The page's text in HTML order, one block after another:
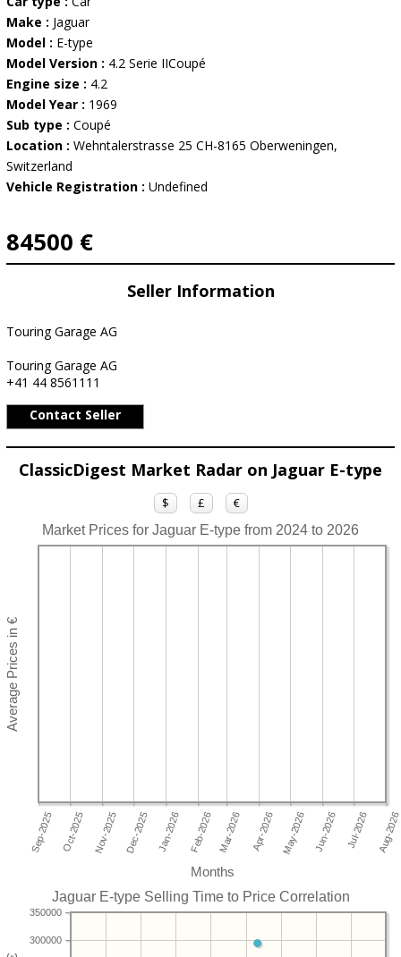
Make : Jaguar
Model : E-type
Model Version : 4.2 Serie IICoupé
Engine size : 4.2
Model Year : 1969
Sub type : Coupé
Location : Wehntalerstrasse 25 CH-8165 Oberweningen,
Switzerland
Vehicle Registration : Undefined
84500 €
Seller Information
Touring Garage AG
Touring Garage AG
+41 44 8561111
Contact Seller
ClassicDigest Market Radar on Jaguar E-type
$ £ €
Market Prices for Jaguar E-type from 2024 to 2026
Months
Jaguar E-type Selling Time to Price Correlation
300000
350000